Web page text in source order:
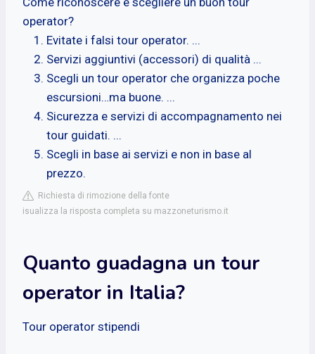
operator?
Evitate i falsi tour operator. ...
Servizi aggiuntivi (accessori) di qualità ...
Scegli un tour operator che organizza poche
escursioni…ma buone. ...
Sicurezza e servizi di accompagnamento nei
tour guidati. ...
Scegli in base ai servizi e non in base al
prezzo.
Richiesta di rimozione della fonte
isualizza la risposta completa su mazzoneturismo.it
Quanto guadagna un tour
operator in Italia?
Tour operator stipendi